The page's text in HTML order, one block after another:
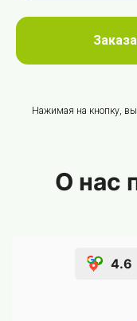
Нажимая на кнопку, вы
О нас
4.6